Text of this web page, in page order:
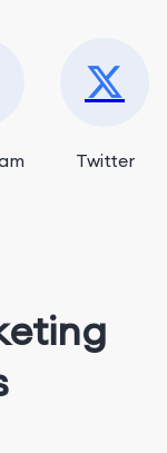
Twitter